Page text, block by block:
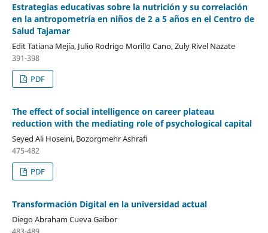
Estrategias educativas sobre la nutrición y su correlación
en la antropometría en niños de 2 a 5 años en el Centro de
Salud Tajamar
Edit Tatiana Mejía, Julio Rodrigo Morillo Cano, Zuly Rivel Nazate
391-398
PDF
The effect of social intelligence on career plateau
reduction with the mediating role of psychological capital
Seyed Ali Hoseini, Bozorgmehr Ashrafi
475-482
PDF
Transformación Digital en la universidad actual
Diego Abraham Cueva Gaibor